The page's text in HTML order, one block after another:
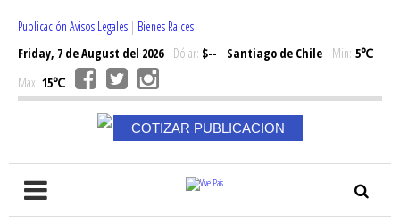
Publicación Avisos Legales | Bienes Raices
Friday, 7 de August del 2026Dólar: $-- Santiago de Chile Min: 5℃
Max: 15℃
COTIZAR PUBLICACION